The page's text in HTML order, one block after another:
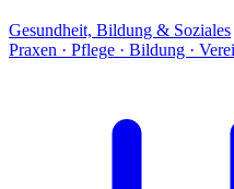
Gesundheit, Bildung & Soziales
Praxen · Pflege · Bildung ·